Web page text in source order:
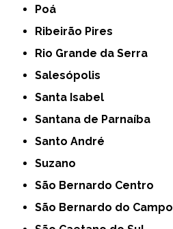
Poá
Ribeirão Pires
Rio Grande da Serra
Salesópolis
Santa Isabel
Santana de Parnaíba
Santo André
Suzano
São Bernardo Centro
São Bernardo do Campo